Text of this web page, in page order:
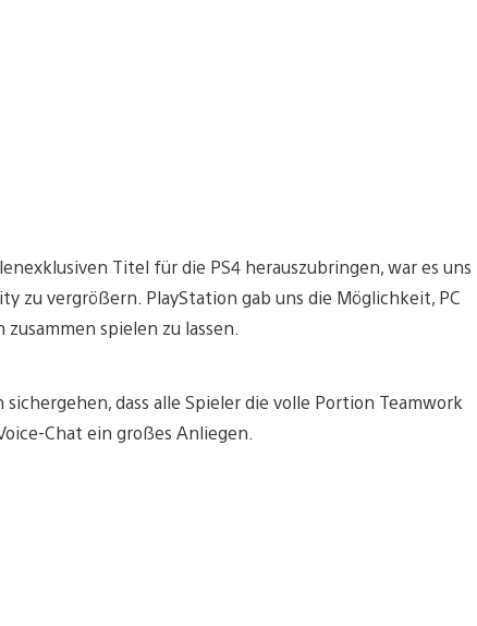
Titel für die PS4 herauszubringen, war es uns
zu vergrößern. PlayStation gab uns die Möglichkeit, PC
spielen zu lassen.
dass alle Spieler die volle Portion Teamwork
Chat ein großes Anliegen.